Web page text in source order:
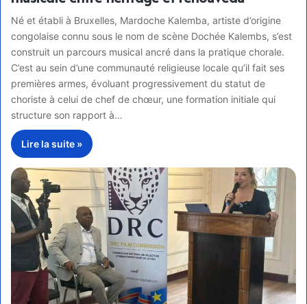
Né et établi à Bruxelles, Mardoche Kalemba, artiste d’origine
congolaise connu sous le nom de scène Dochée Kalembs, s’est
construit un parcours musical ancré dans la pratique chorale.
C’est au sein d’une communauté religieuse locale qu’il fait ses
premières armes, évoluant progressivement du statut de
choriste à celui de chef de chœur, une formation initiale qui
structure son rapport à…
Lire la suite »